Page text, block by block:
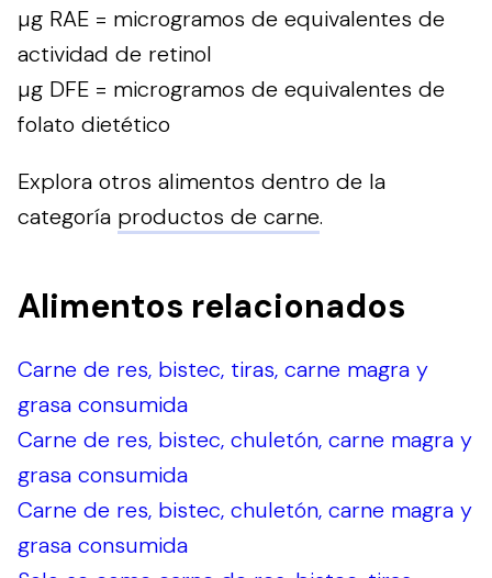
µg RAE = microgramos de equivalentes de
actividad de retinol
µg DFE = microgramos de equivalentes de
folato dietético
Explora otros alimentos dentro de la
categoría productos de carne.
Alimentos relacionados
Carne de res, bistec, tiras, carne magra y
grasa consumida
Carne de res, bistec, chuletón, carne magra y
grasa consumida
Carne de res, bistec, chuletón, carne magra y
grasa consumida